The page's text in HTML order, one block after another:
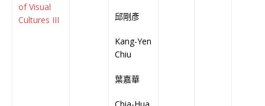
of Visual
Cultures III
邱剛彥
Kang-Yen
Chiu
葉嘉華
Chia-Hua